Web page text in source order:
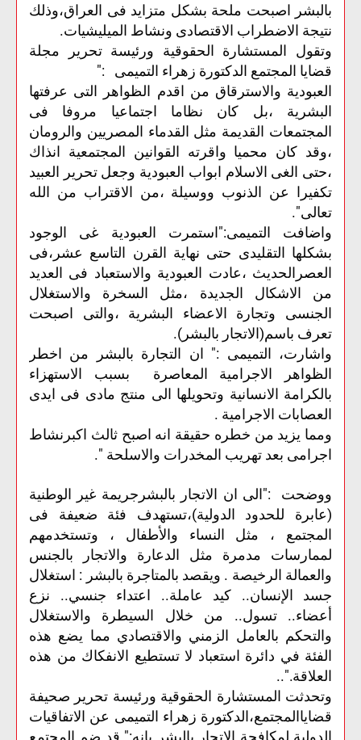
بالبشر اصبحت ملحة بشكل متزايد فى العراق،وذلك
نتيجة الاضطراب الاقتصادى ونشاط الميليشيات.
وتقول المستشارة الحقوقية ورئيسة تحرير مجلة
قضايا المجتمع الدكتورة زهراء التميمى :"
العبودية والاسترقاق من اقدم الظواهر التى عرفتها
البشرية ،بل كان نظاما اجتماعيا مروفا فى
المجتمعات القديمة مثل القدماء المصريين والرومان
،وقد كان محميا واقرته القوانين المجتمعية انذاك
،حتى الغى الاسلام ابواب العبودية وجعل تحرير العبيد
تكفيرا عن الذنوب ووسيلة ،من الاقتراب من الله
تعالى".
واضافت التميمى:"استمرت العبودية غى الوجود
بشكلها التقليدى حتى نهاية القرن التاسع عشر،فى
العصرالحديث ،عادت العبودية والاستعباد فى العديد
من الاشكال الجديدة ،مثل السخرة والاستغلال
الجنسى وتجارة الاعضاء البشرية ،والتى اصبحت
تعرف باسم(الاتجار بالبشر).
واشارت، التميمى :" ان التجارة بالبشر من اخطر
الظواهر الاجرامية المعاصرة بسبب الاستهزاء
بالكرامة الانسانية وتحويلها الى منتج مادى فى ايدى
العصابات الاجرامية .
ومما يزيد من خطره حقيقة انه اصبح ثالث اكبرنشاط
اجرامى بعد تهريب المخدرات والاسلحة ".
ووضحت :"الى ان الاتجار بالبشرجريمة غير الوطنية
(عابرة للحدود الدولية)،تستهدف فئة ضعيفة فى
المجتمع ، مثل النساء والأطفال ، وتستخدمهم
لممارسات مدمرة مثل الدعارة والاتجار بالجنس
والعمالة الرخيصة . ويقصد بالمتاجرة بالبشر : استغلال
جسد الإنسان.. كيد عاملة.. اعتداء جنسي.. نزع
أعضاء.. تسول.. من خلال السيطرة والاستغلال
والتحكم بالعامل الزمني والاقتصادي مما يضع هذه
الفئة في دائرة استعباد لا تستطيع الانفكاك من هذه
العلاقة."..
وتحدثت المستشارة الحقوقية ورئيسة تحرير صحيفة
قضاياالمجتمع،الدكتورة زهراء التميمى عن الاتفاقيات
الدولية لمكافحة الاتجار بالبشر بانه:" قد ضم المجتمع